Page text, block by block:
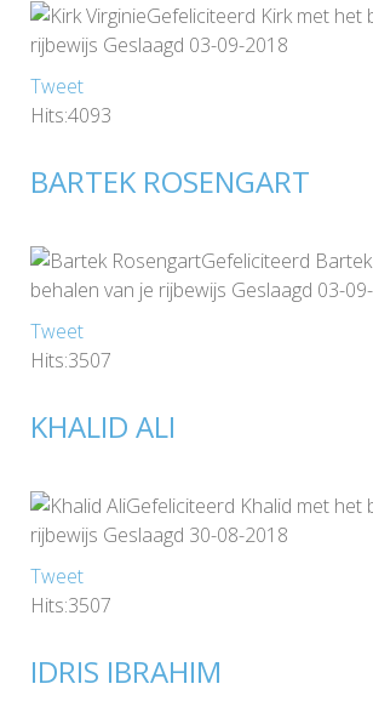
Gefeliciteerd Kirk met het
rijbewijs Geslaagd 03-09-2018
Tweet
Hits:4093
BARTEK ROSENGART
Gefeliciteerd
behalen van je rijbewijs Geslaagd 03-
Tweet
Hits:3507
KHALID ALI
Gefeliciteerd Khalid met het
rijbewijs Geslaagd 30-08-2018
Tweet
Hits:3507
IDRIS IBRAHIM